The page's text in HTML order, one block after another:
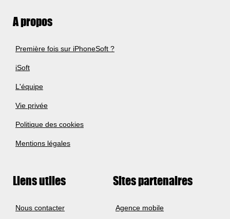
A propos
Première fois sur iPhoneSoft ?
iSoft
L'équipe
Vie privée
Politique des cookies
Mentions légales
Liens utiles
Nous contacter
Sites partenaires
Agence mobile